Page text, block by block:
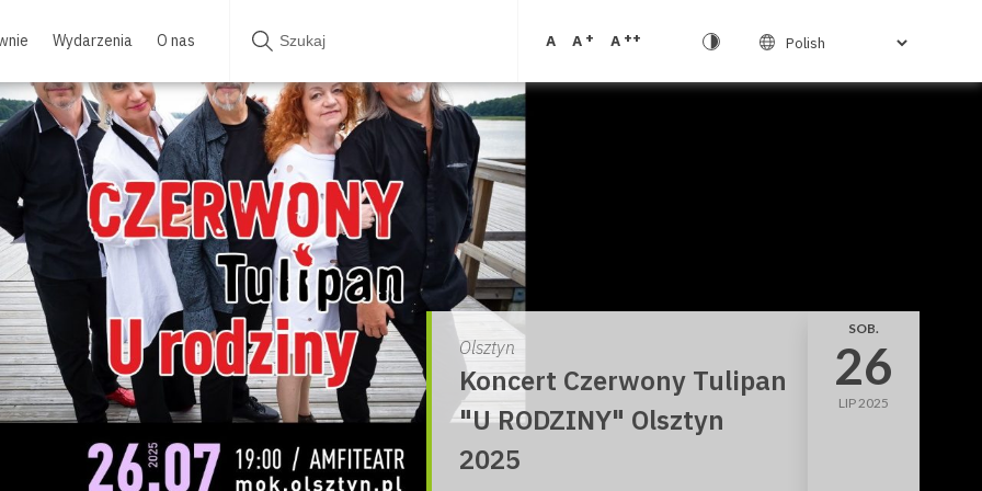
Wydarzenia O nas A A + A ++
Olsztyn
Koncert Czerwony Tulipan
"U RODZINY" Olsztyn
2025
SOB.
26
LIP 2025